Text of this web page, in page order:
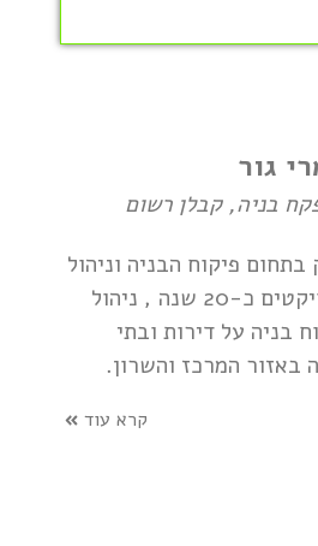
גור
בניה, קבלן רשום
בתחום פיקוח הבניה וניהול
הפרויקטים כ-20 שנה , ניהול
בניה על דירות ובתי
באזור המרכז והשרון.
קרא עוד